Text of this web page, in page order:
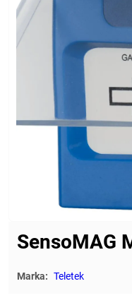
SensoMAG
Marka: Teletek